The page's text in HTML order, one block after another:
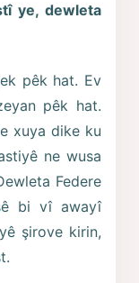
ye,dewleta
pêk hat. Ev
pêk hat.
xuya dike ku
ne wusa
Federe
bi vî awayî
şirove kirin,